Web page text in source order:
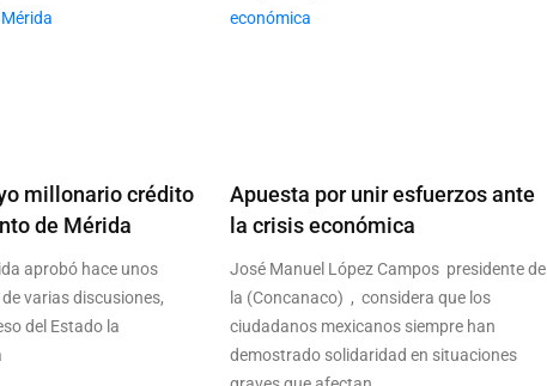
millonario crédito
de Mérida
aprobó hace unos
varias discusiones,
del Estado la
Apuesta por unir esfuerzos ante
la crisis económica
José Manuel López Campos presidente de
la (Concanaco) , considera que los
ciudadanos mexicanos siempre han
demostrado solidaridad en situaciones